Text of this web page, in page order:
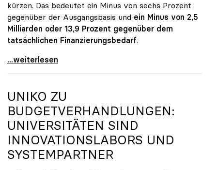
kürzen. Das bedeutet ein Minus von sechs Prozent
gegenüber der Ausgangsbasis und ein Minus von 2,5
Milliarden oder 13,9 Prozent gegenüber dem
tatsächlichen Finanzierungsbedarf.
\"Österreich ist für die heimischen Universitäten
...weiterlesen
UNIKO ZU
BUDGETVERHANDLUNGEN:
UNIVERSITÄTEN SIND
INNOVATIONSLABORS UND
SYSTEMPARTNER